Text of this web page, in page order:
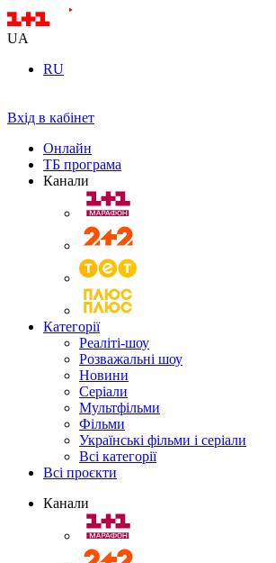
UA
RU
Вхід в кабінет
Онлайн
ТБ програма
Канали
Категорії
Реаліті-шоу
Розважальні шоу
Новини
Серіали
Мультфільми
Фільми
Українські фільми і серіали
Всі категорії
Всі проєкти
Канали